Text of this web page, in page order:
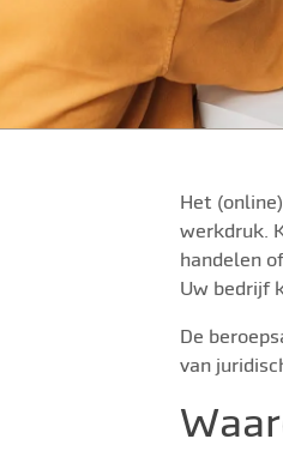
Het
werkdruk.
handelen
Uw bedrijf
De
van